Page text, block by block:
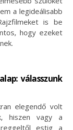
a legideálisabb
is be
hogy ezeket
válasszunk
elegendő volt
hiszen vagy a
estig a